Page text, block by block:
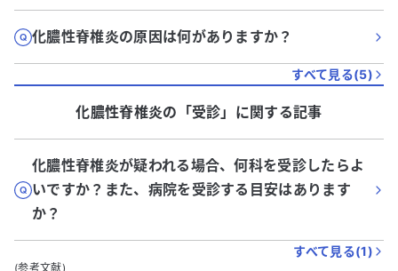
化膿性脊椎炎の原因は何がありますか？
すべて見る(5)
化膿性脊椎炎の「受診」に関する記事
化膿性脊椎炎が疑われる場合、何科を受診したらよ
いですか？また、病院を受診する目安はあります
か？
すべて見る(1)
(参考文献)